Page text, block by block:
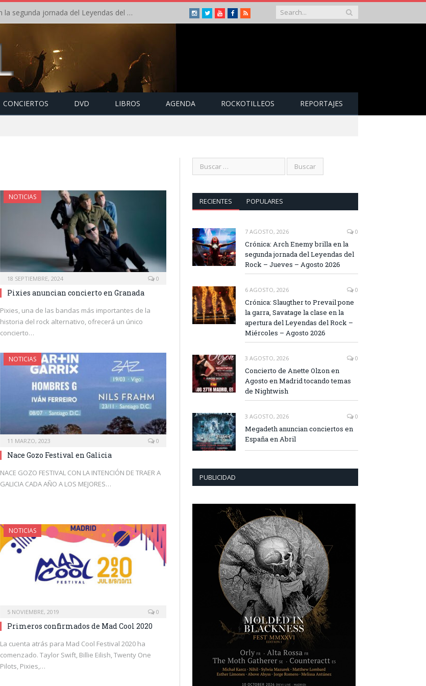
Crónica: Arch Enemy brilla en la segunda jornada del Leyendas del Rock – Jueves – Agosto 2026 Instagram
TwitterYoutubeFacebook
RSS
CONCIERTOS DVD LIBROS AGENDA ROCKOTILLEOS REPORTAJES
NOTICIAS
18 SEPTIEMBRE, 2024 0
Pixies anuncian concierto en Granada
Pixies, una de las bandas más importantes de la
historia del rock alternativo, ofrecerá un único
concierto…
NOTICIAS
11 MARZO, 2023 0
Nace Gozo Festival en Galicia
NACE GOZO FESTIVAL CON LA INTENCIÓN DE TRAER A
GALICIA CADA AÑO A LOS MEJORES…
NOTICIAS
5 NOVIEMBRE, 2019 0
Primeros confirmados de Mad Cool 2020
La cuenta atrás para Mad Cool Festival 2020 ha
comenzado. Taylor Swift, Billie Eilish, Twenty One
Pilots, Pixies,…
RECIENTES POPULARES
7 AGOSTO, 2026 0
Crónica: Arch Enemy brilla en la
segunda jornada del Leyendas del
Rock – Jueves – Agosto 2026
6 AGOSTO, 2026 0
Crónica: Slaugther to Prevail pone
la garra, Savatage la clase en la
apertura del Leyendas del Rock –
Miércoles – Agosto 2026
3 AGOSTO, 2026 0
Concierto de Anette Olzon en
Agosto en Madrid tocando temas
de Nightwish
3 AGOSTO, 2026 0
Megadeth anuncian conciertos en
España en Abril
PUBLICIDAD